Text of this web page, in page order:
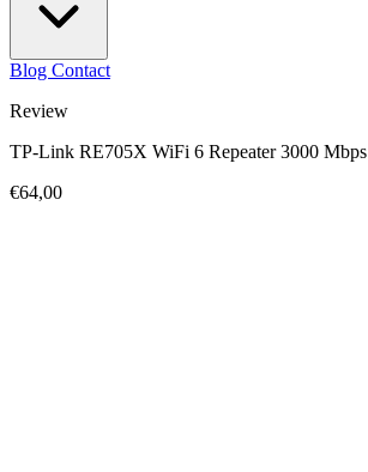
Blog Contact
Review
TP-Link RE705X WiFi 6 Repeater 3000 Mbps
€64,00